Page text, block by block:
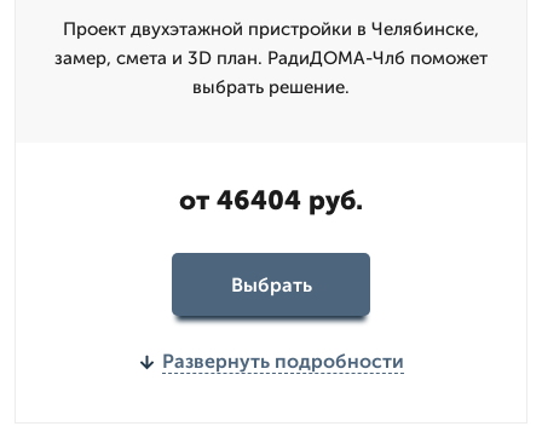
Проект двухэтажной пристройки в Челябинске,
замер, смета и 3D план. РадиДОМА-Члб поможет
выбрать решение.
от 46404 руб.
Выбрать
Развернуть подробности